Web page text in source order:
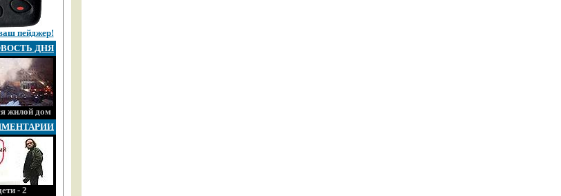
пейджер!
ДНЯ
жилой дом
- 2